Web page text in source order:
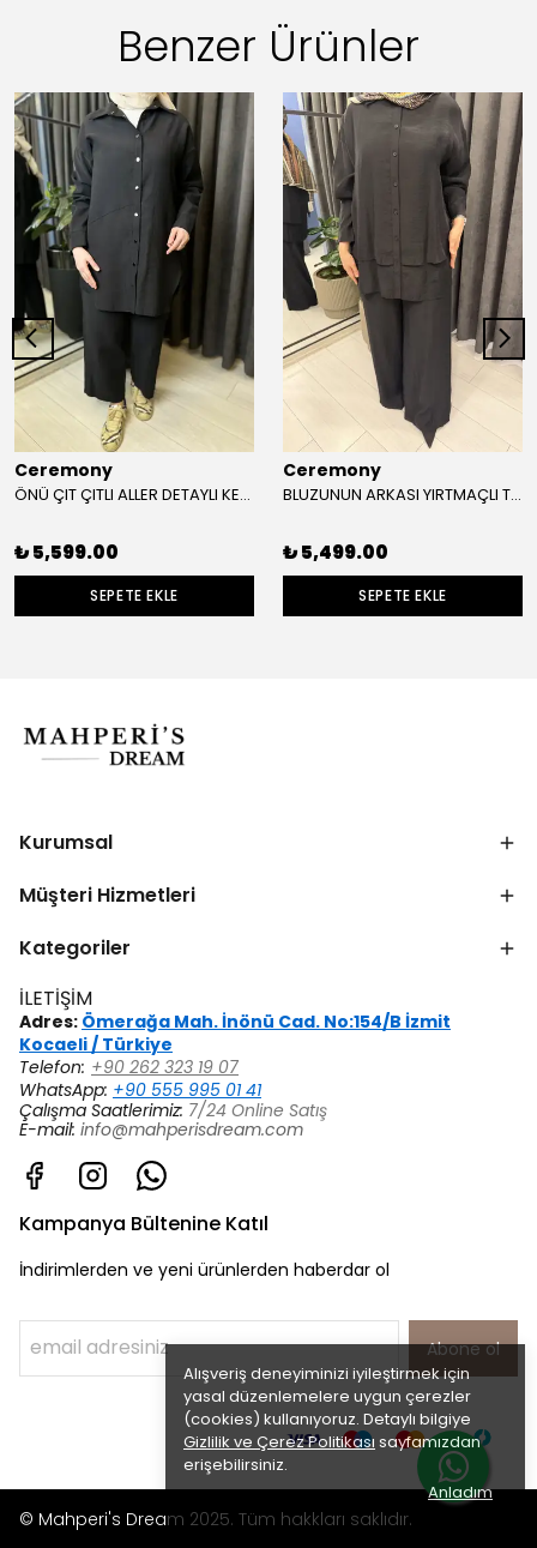
Alışveriş deneyiminizi iyileştirmek için
yasal düzenlemelere uygun çerezler
(cookies) kullanıyoruz. Detaylı bilgiye
Gizlilik ve Çerez Politikası sayfamızdan
erişebilirsiniz.
Anladım
Benzer Ürünler
Ceremony
ÖNÜ ÇIT ÇITLI ALLER DETAYLI KETEN PANTOLONLU TAKIM
₺ 5,599.00
SEPETE EKLE
Ceremony
BLUZUNUN ARKASI YIRTMAÇLI TAKIM
₺ 5,499.00
SEPETE EKLE
Kurumsal
Müşteri Hizmetleri
Kategoriler
İLETİŞİM
Adres: Ömerağa Mah. İnönü Cad. No:154/B İzmit
Kocaeli / Türkiye
Telefon: +90 262 323 19 07
WhatsApp: +90 555 995 01 41
Çalışma Saatlerimiz: 7/24 Online Satış
E-mail: info@mahperisdream.com
Kampanya Bültenine Katıl
İndirimlerden ve yeni ürünlerden haberdar ol
Abone ol
© Mahperi's Dream 2025. Tüm hakkları saklıdır.